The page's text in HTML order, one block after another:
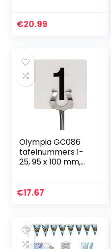
servetten, koppen,
€20.99
Olympia GC086
tafelnummers 1-
25, 95 x 100 mm,
restaurants, cafés,
€17.67